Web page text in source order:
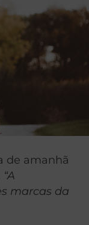
de amanhã
“A
marcas da